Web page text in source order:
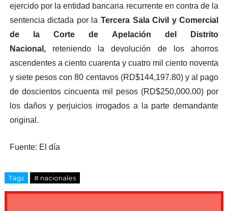
ejercido por la entidad bancaria recurrente en contra de la
sentencia dictada por la Tercera Sala Civil y Comercial
de la Corte de Apelación del Distrito
Nacional,reteniendo la devolución de los ahorros
ascendentes a ciento cuarenta y cuatro mil ciento noventa
y siete pesos con 80 centavos (RD$144,197.80) y al pago
de doscientos cincuenta mil pesos (RD$250,000.00) por
los daños y perjuicios irrogados a la parte demandante
original.
Fuente: El día
Tags # nacionales